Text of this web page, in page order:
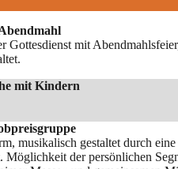
Gottesdienst mit
mit Kindern
musikalisch gestaltet durch
Möglichkeit der persönlichen